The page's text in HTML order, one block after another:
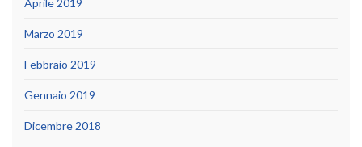
Marzo 2019
Febbraio 2019
Gennaio 2019
Dicembre 2018